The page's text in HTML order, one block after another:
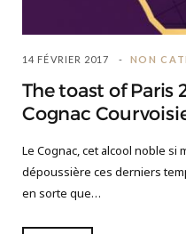
14 FÉVRIER 2017 NON
The toast of Paris
Cognac
Le Cognac, cet alcool noble si
dépoussière ces derniers
en sorte que…